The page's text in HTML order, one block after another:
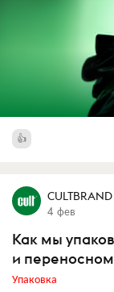
CULTBRAND
4 фев
Как мы
и
Упаковка